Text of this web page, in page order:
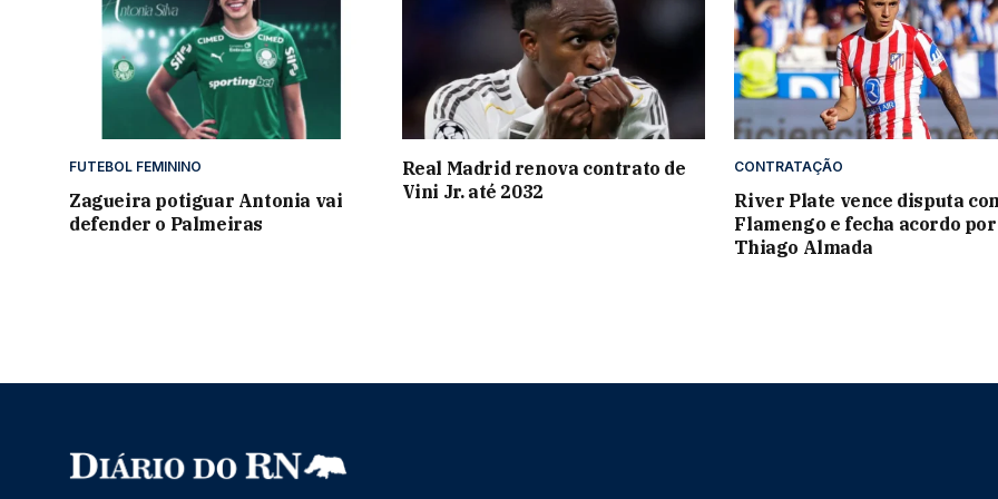
FUTEBOL FEMININO
Zagueira potiguar Antonia vai
defender o Palmeiras
Real Madrid renova contrato de
Vini Jr. até 2032
CONTRATAÇÃO
River Plate vence disputa
Flamengo e fecha acordo por
Thiago Almada